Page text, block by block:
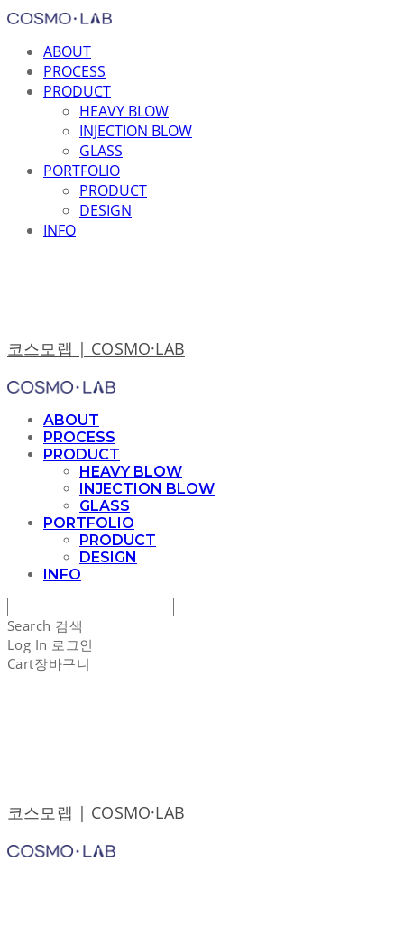
ABOUT
PROCESS
PRODUCT
HEAVY BLOW
INJECTION BLOW
GLASS
PORTFOLIO
PRODUCT
DESIGN
INFO
코스모랩 | COSMO·LAB
ABOUT
PROCESS
PRODUCT
HEAVY BLOW
INJECTION BLOW
GLASS
PORTFOLIO
PRODUCT
DESIGN
INFO
Search 검색
Log In 로그인
Cart장바구니
코스모랩 | COSMO·LAB